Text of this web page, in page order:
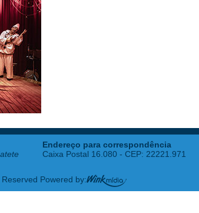
Endereço para correspondência
Caixa Postal 16.080 - CEP: 22221.971
Powered by: